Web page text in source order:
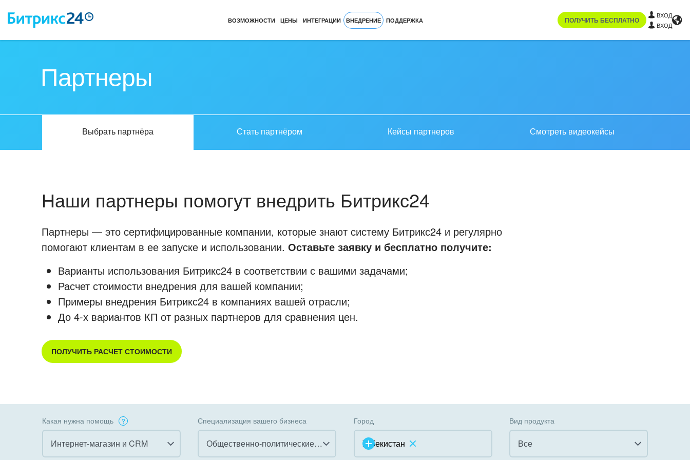
ВОЗМОЖНОСТИ ЦЕНЫ ИНТЕГРАЦИИ ВНЕДРЕНИЕ ПОДДЕРЖКА ПОЛУЧИТЬ БЕСПЛАТНО
ВХОД
ВХОД
Партнеры
Выбрать партнёра Стать партнёром Кейсы партнеров Смотреть видеокейсы
Наши партнеры помогут внедрить Битрикс24
Партнеры — это сертифицированные компании, которые знают систему Битрикс24 и регулярно
помогают клиентам в ее запуске и использовании. Оставьте заявку и бесплатно получите:
Варианты использования Битрикс24 в соответствии с вашими задачами;
Расчет стоимости внедрения для вашей компании;
Примеры внедрения Битрикс24 в компаниях вашей отрасли;
До 4-х вариантов КП от разных партнеров для сравнения цен.
ПОЛУЧИТЬ РАСЧЕТ СТОИМОСТИ
Какая нужна помощь
Интернет-магазин и CRM
Специализация вашего бизнеса
Общественно-политические организации
Город
Узбекистан
Вид продукта
Все